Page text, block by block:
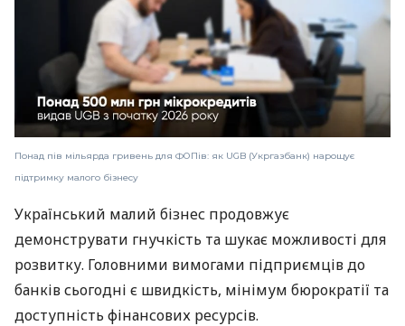
Понад пів мільярда гривень для ФОПів: як UGB (Укргазбанк) нарощує
підтримку малого бізнесу
Український малий бізнес продовжує
демонструвати гнучкість та шукає можливості для
розвитку. Головними вимогами підприємців до
банків сьогодні є швидкість, мінімум бюрократії та
доступність фінансових ресурсів.